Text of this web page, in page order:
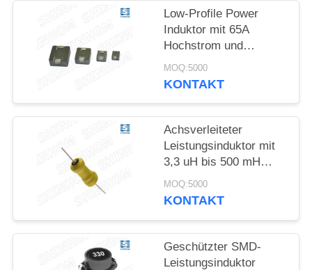
Low-Profile Power
Induktor mit 65A
Hochstrom und
geformte / geschützte
Konstruktion für
MOQ:5000
KONTAKT
Achsverleiteter
Leistungsinduktor mit
3,3 uH bis 500 mH
Induktionsbereich
Hochstromkapazität
MOQ:5000
KONTAKT
Geschützter SMD-
Leistungsinduktor